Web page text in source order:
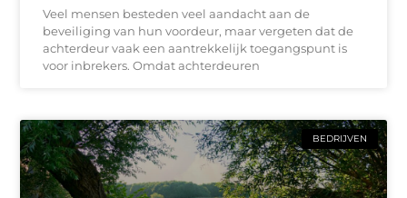
Veel mensen besteden veel aandacht aan de
beveiliging van hun voordeur, maar vergeten dat de
achterdeur vaak een aantrekkelijk toegangspunt is
voor inbrekers. Omdat achterdeuren
BEDRIJVEN